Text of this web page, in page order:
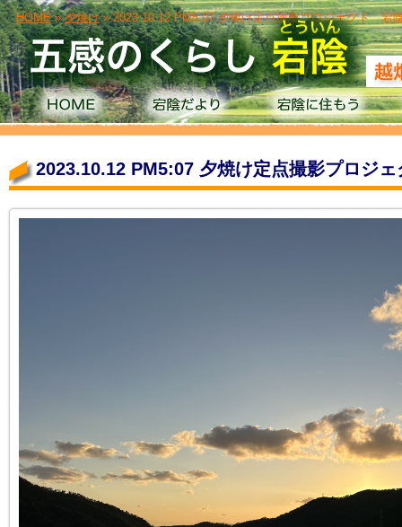
HOME»夕焼け» 2023.10.12 PM5:07 夕焼け定点撮影プロジェクト 宕
2023.10.12 PM5:07 夕焼け定点撮影プロジ